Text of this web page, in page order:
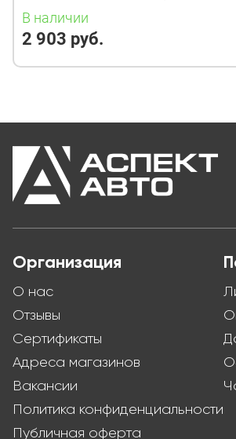
(ROSSVIK)
В наличии
2 903 руб.
Организация
О нас
Отзывы
Сертификаты
Адреса магазинов
Вакансии
Политика конфиденциальности
Публичная оферта